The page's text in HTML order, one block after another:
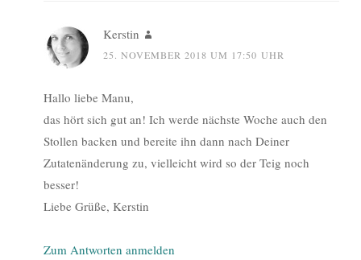
Kerstin
25. NOVEMBER 2018 UM 17:50 UHR
Hallo liebe Manu,
das hört sich gut an! Ich werde nächste Woche auch den
Stollen backen und bereite ihn dann nach Deiner
Zutatenänderung zu, vielleicht wird so der Teig noch
besser!
Liebe Grüße, Kerstin
Zum Antworten anmelden